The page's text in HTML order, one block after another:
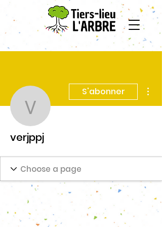
verjppj
S'abonner
verjppj